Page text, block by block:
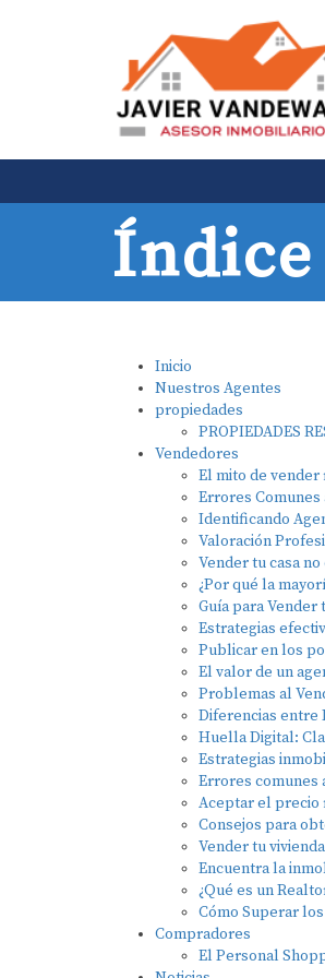
Inicio
Nuestros Agentes
propiedades
PROPIEDADES
Vendedores
El mito de
Errores Comunes
Identificando
Valoración
Vender tu casa
¿Por qué la
Guía para
Estrategias
Publicar en los
El valor de un
Problemas al
Diferencias entre
Huella Digital:
Estrategias
Errores comunes
Aceptar el precio
Consejos para
Vender tu
Encuentra la
¿Qué es un
Cómo Superar
Compradores
El Personal